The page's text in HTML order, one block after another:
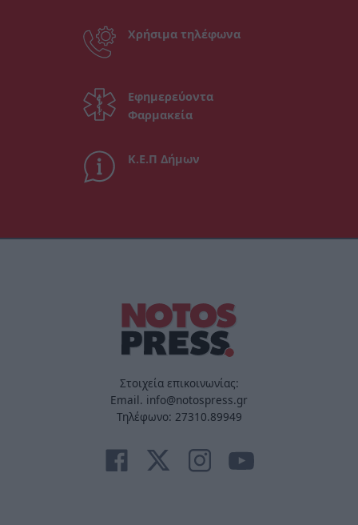
Χρήσιμα τηλέφωνα
Εφημερεύοντα
Φαρμακεία
Κ.Ε.Π Δήμων
Στοιχεία επικοινωνίας:
Email. info@notospress.gr
Τηλέφωνο: 27310.89949